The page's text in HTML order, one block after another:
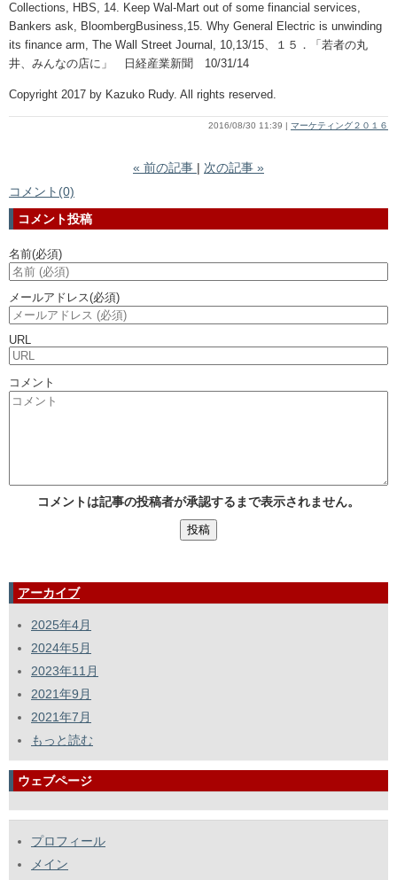
Collections, HBS, 14. Keep Wal-Mart out of some financial services,
Bankers ask, BloombergBusiness,15. Why General Electric is unwinding
its finance arm, The Wall Street Journal, 10,13/15、１５．「若者の丸
井、みんなの店に」 日経産業新聞 10/31/14
Copyright 2017 by Kazuko Rudy. All rights reserved.
2016/08/30 11:39 マーケティング２０１６
« 前の記事 次の記事 »
コメント(0)
コメント投稿
名前(必須)
メールアドレス(必須)
URL
コメント
コメントは記事の投稿者が承認するまで表示されません。
アーカイブ
2025年4月
2024年5月
2023年11月
2021年9月
2021年7月
もっと読む
ウェブページ
プロフィール
メイン